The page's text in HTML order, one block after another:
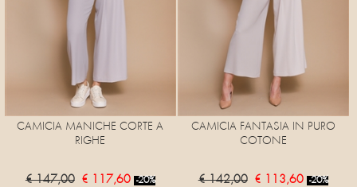
CAMICIA MANICHE CORTE A
RIGHE
€ 147,00 € 117,60 -20%
CAMICIA FANTASIA IN PURO
COTONE
€ 142,00 € 113,60 -20%